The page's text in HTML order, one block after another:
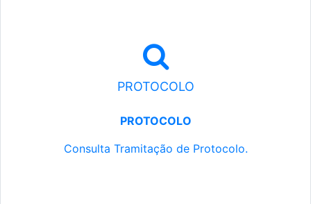
PROTOCOLO
PROTOCOLO
Consulta Tramitação de Protocolo.